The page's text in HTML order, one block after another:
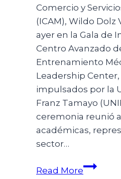
Comercio y
(ICAM), Wildo Dolz
ayer en la Gala de
Centro Avanzado
Entrenamiento
Leadership
impulsados por la
Franz Tamayo
ceremonia reunió
académicas,
sector…
Read More